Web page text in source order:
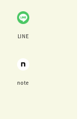
LINE
note